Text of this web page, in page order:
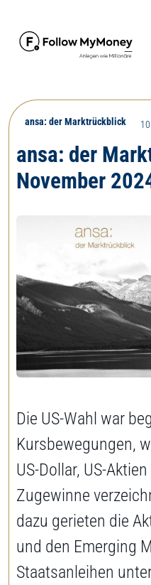
Inhalt
Finanzwissen
Anmelden
Jetzt Depot eröffnen
ansa: der Marktrückblick
ansa: der
November
Die US-Wahl war
Kursbewegungen,
US-Dollar, US-
Zugewinne
dazu gerieten die
und den Emerging
Staatsanleihen